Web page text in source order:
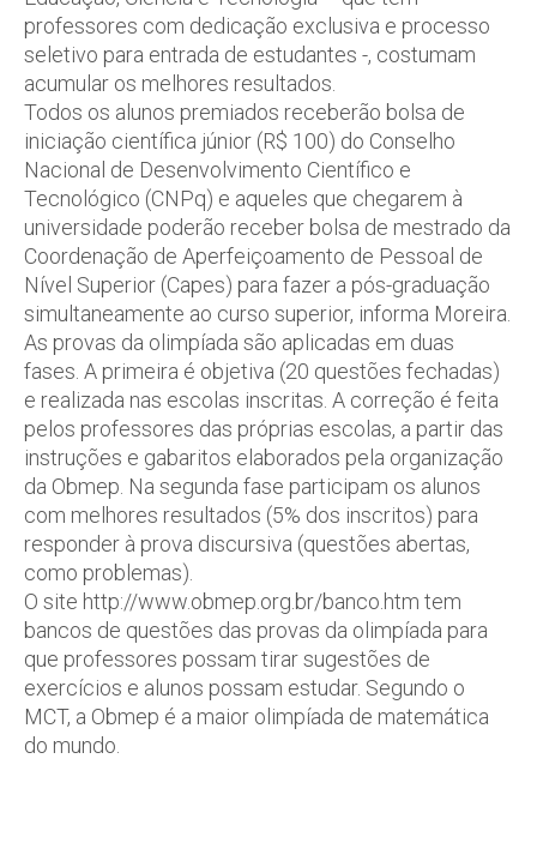
professores com dedicação exclusiva e processo
seletivo para entrada de estudantes -, costumam
acumular os melhores resultados.
Todos os alunos premiados receberão bolsa de
iniciação científica júnior (R$ 100) do Conselho
Nacional de Desenvolvimento Científico e
Tecnológico (CNPq) e aqueles que chegarem à
universidade poderão receber bolsa de mestrado da
Coordenação de Aperfeiçoamento de Pessoal de
Nível Superior (Capes) para fazer a pós-graduação
simultaneamente ao curso superior, informa Moreira.
As provas da olimpíada são aplicadas em duas
fases. A primeira é objetiva (20 questões fechadas)
e realizada nas escolas inscritas. A correção é feita
pelos professores das próprias escolas, a partir das
instruções e gabaritos elaborados pela organização
da Obmep. Na segunda fase participam os alunos
com melhores resultados (5% dos inscritos) para
responder à prova discursiva (questões abertas,
como problemas).
O site http://www.obmep.org.br/banco.htm tem
bancos de questões das provas da olimpíada para
que professores possam tirar sugestões de
exercícios e alunos possam estudar. Segundo o
MCT, a Obmep é a maior olimpíada de matemática
do mundo.